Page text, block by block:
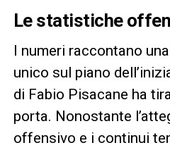
Le statistiche
I numeri raccontano
unico sul piano
di Fabio Pisacane ha
porta. Nonostante
offensivo e i continui